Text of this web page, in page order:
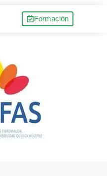
Formación